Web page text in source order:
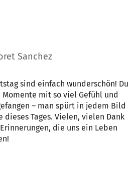
Sanchez
sind einfach wunderschön! Du
mit so viel Gefühl und
– man spürt in jedem Bild
dieses Tages. Vielen, vielen Dank
die uns ein Leben